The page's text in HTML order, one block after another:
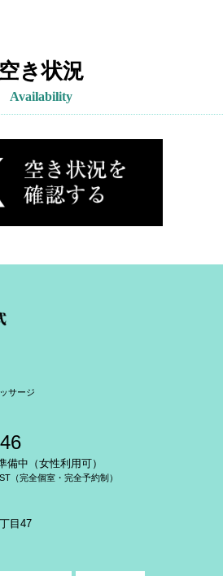
空き状況
Availability
サージ
備中（女性利用可）
（完全個室・完全予約制）
目47